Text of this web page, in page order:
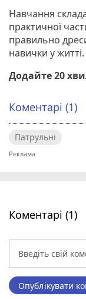
Навчання
практичної
правильно
навички у житті.
Додайте 20
Коментарі (1)
Патрульні
Коментарі (1)
Опублікувати